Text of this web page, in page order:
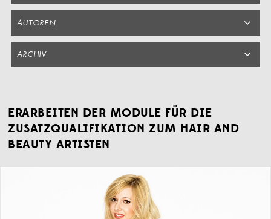
AUTOREN
ARCHIV
ERARBEITEN DER MODULE FÜR DIE
ZUSATZQUALIFIKATION ZUM HAIR AND
BEAUTY ARTISTEN